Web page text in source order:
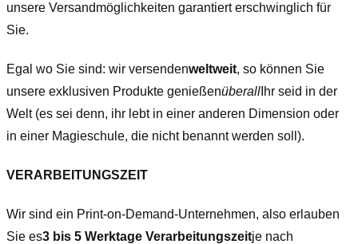
unsere Versandmöglichkeiten garantiert erschwinglich für
Sie.
Egal wo Sie sind: wir versendenweltweit, so können Sie
unsere exklusiven Produkte genießenüberall Ihr seid in der
Welt (es sei denn, ihr lebt in einer anderen Dimension oder
in einer Magieschule, die nicht benannt werden soll).
VERARBEITUNGSZEIT
Wir sind ein Print-on-Demand-Unternehmen, also erlauben
Sie es3 bis 5 Werktage Verarbeitungszeitje nach